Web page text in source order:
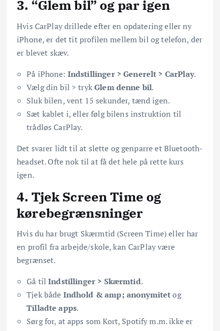
3. “Glem bil” og par igen
Hvis CarPlay drillede efter en opdatering eller ny
iPhone, er det tit profilen mellem bil og telefon, der
er blevet skæv.
På iPhone: Indstillinger > Generelt > CarPlay.
Vælg din bil > trykGlem denne bil.
Sluk bilen, vent 15 sekunder, tænd igen.
Sæt kablet i, eller følg bilens instruktion til
trådløs CarPlay.
Det svarer lidt til at slette og genparre et Bluetooth-
headset. Ofte nok til at få det hele på rette kurs
igen.
4. Tjek Screen Time og
kørebegrænsninger
Hvis du har brugt Skærmtid (Screen Time) eller har
en profil fra arbejde/skole, kan CarPlay være
begrænset.
Gå tilIndstillinger > Skærmtid.
Tjek både Indhold & amp; anonymitetog
Tilladte apps.
Sørg for, at apps som Kort, Spotify m.m. ikke er